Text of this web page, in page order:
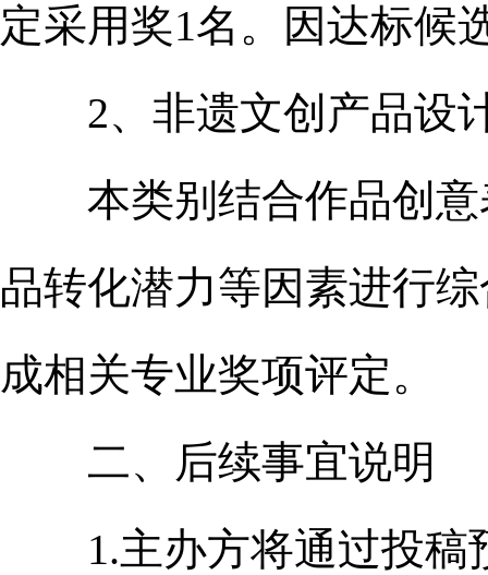
定采用奖1名。因达标候
2、非遗文创产品设
本类别结合作品创意
品转化潜力等因素进行
成相关专业奖项评定。
二、后续事宜说明
1.主办方将通过投稿